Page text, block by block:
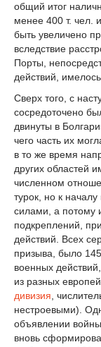
общий итог
менее 400 т. чел.
быть увеличено
вследствие
Порты,
действий,
Сверх того, с
сосредоточено
двинуты в
чего часть их
в то же время
других областей
численном
турок, но к
силами, а потому
подкреплений,
действий. Всех
призыва, было
военных
из разных
дивизия ,
нестроевыми).
объявлении
вновь